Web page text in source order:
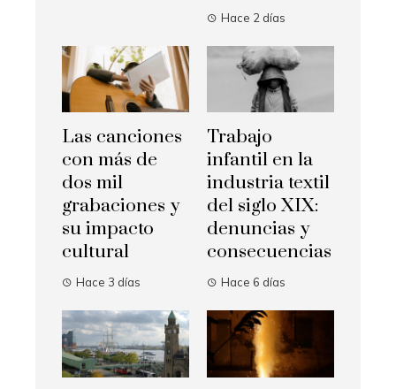
Hace 2 días
Las canciones
con más de
dos mil
grabaciones y
su impacto
cultural
Hace 3 días
Trabajo
infantil en la
industria textil
del siglo XIX:
denuncias y
consecuencias
Hace 6 días